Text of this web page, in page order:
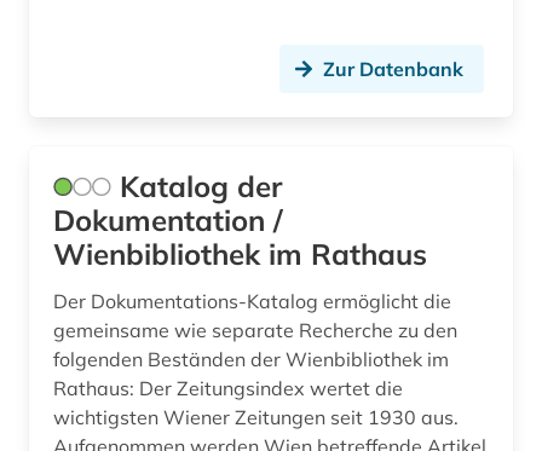
Zur Datenbank
Katalog der
Dokumentation /
Wienbibliothek im Rathaus
Der Dokumentations-Katalog ermöglicht die
gemeinsame wie separate Recherche zu den
folgenden Beständen der Wienbibliothek im
Rathaus: Der Zeitungsindex wertet die
wichtigsten Wiener Zeitungen seit 1930 aus.
Aufgenommen werden Wien betreffende Artikel